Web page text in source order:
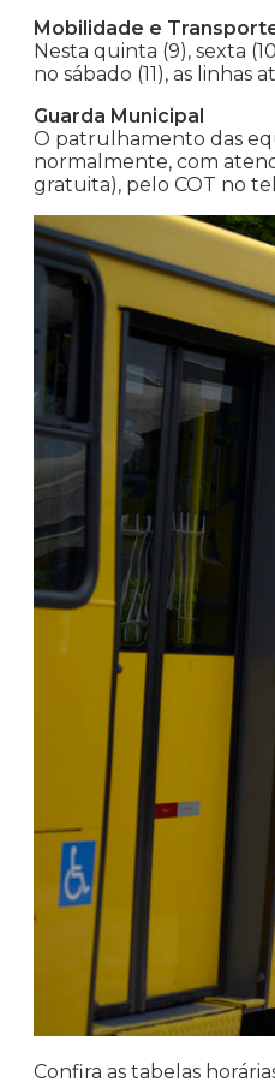
Mobilidade e
Nesta quinta (9), sexta
no sábado (11), as linhas
Guarda Municipal
O patrulhamento das
normalmente, com
gratuita), pelo COT no
Confira as tabelas